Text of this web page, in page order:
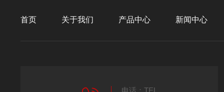
首页 关于我们 产品中心 新闻中心
电话：TEL